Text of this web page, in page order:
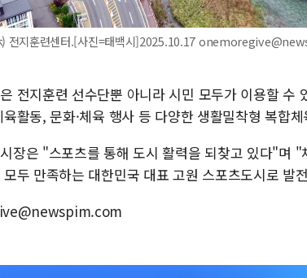
) 전지훈련센터.[사진=태백시]2025.10.17
전지훈련 선수단뿐 아니라 시민 모두가 이용할 수
활동, 문화·체육 행사 등 다양한 생활밀착형 복합
장은 "스포츠를 통해 도시 활력을 되찾고 있다"며
두 만족하는 대한민국 대표 고원 스포츠도시로 발